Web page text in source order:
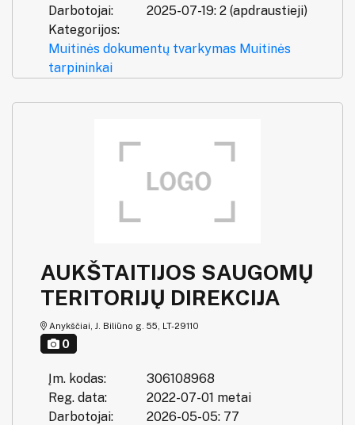
Darbotojai:
2025-07-19: 2 (apdraustieji)
Kategorijos:
Muitinės dokumentų tvarkymas Muitinės
tarpininkai
AUKŠTAITIJOS SAUGOMŲ
TERITORIJŲ DIREKCIJA
Anykščiai, J. Biliūno g. 55, LT-29110
0
Įm. kodas:
306108968
Reg. data:
2022-07-01 metai
Darbotojai:
2026-05-05: 77